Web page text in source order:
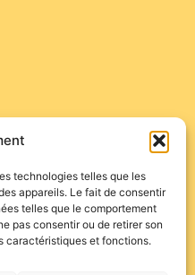
technologies telles que les
appareils. Le fait de consentir
telles que le comportement
pas consentir ou de retirer son
caractéristiques et fonctions.